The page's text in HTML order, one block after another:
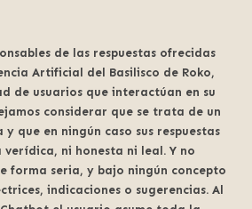
de las respuestas ofrecidas
Artificial del Basilisco de Roko,
de usuarios que interactúan en su
considerar que se trata de un
que en ningún caso sus respuestas
ni honesta ni leal. Y no
forma seria, y bajo ningún concepto
indicaciones o sugerencias. Al